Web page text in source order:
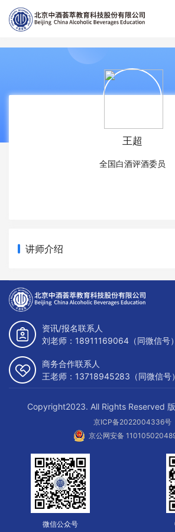
王超
全国白酒评酒委员
讲师介绍
资讯/报名联系人
刘老师：18911169064（同微信号）
商务合作联系人
王老师：13718945283（同微信号）
Copyright2023. All Rights Reserved
京ICP备2022004336号
京公网安备
微信公众号